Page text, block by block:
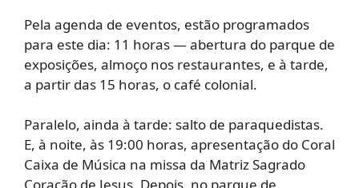
Pela agenda de eventos, estão programados
para este dia: 11 horas — abertura do parque de
exposições, almoço nos restaurantes, e à tarde,
a partir das 15 horas, o café colonial.
Paralelo, ainda à tarde: salto de paraquedistas.
E, à noite, às 19:00 horas, apresentação do Coral
Caixa de Música na missa da Matriz Sagrado